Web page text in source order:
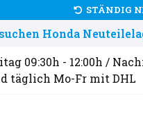
STÄNDIG
Honda
09:30h - 12:00h /
täglich Mo-Fr mit DHL